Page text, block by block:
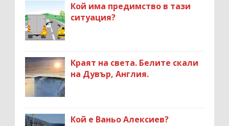
Кой има предимство в тази
ситуация?
Краят на света. Белите скали
на Дувър, Англия.
Кой е Ваньо Алексиев?